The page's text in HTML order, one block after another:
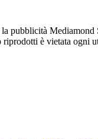
è vietata ogni